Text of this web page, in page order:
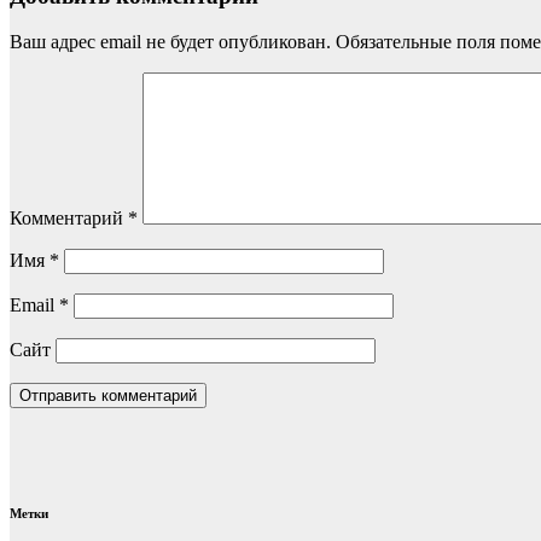
Ваш адрес email не будет опубликован. Обязательные поля
Комментарий *
Имя *
Email *
Сайт
Метки